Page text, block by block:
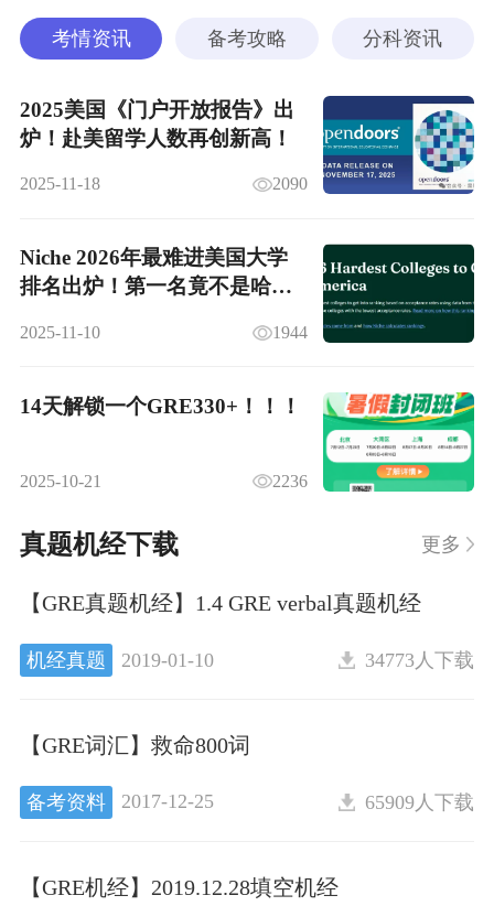
考情资讯 备考攻略 分科资讯
2025美国《门户开放报告》出
炉！赴美留学人数再创新高！
2025-11-18 2090
Niche 2026年最难进美国大学
排名出炉！第一名竟不是哈耶
2025-11-10 1944
14天解锁一个GRE330+！！！
2025-10-21 2236
真题机经下载 更多
【GRE真题机经】1.4 GRE verbal真题机经
机经真题 2019-01-10 34773人下载
【GRE词汇】救命800词
备考资料 2017-12-25 65909人下载
【GRE机经】2019.12.28填空机经